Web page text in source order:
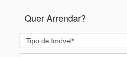
Quer Arrendar?